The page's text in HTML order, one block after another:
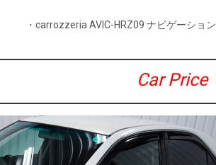
・carrozzeria AVIC-HRZ09 ナビゲーション
Car Price